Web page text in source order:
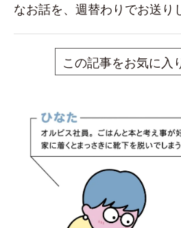
なお話を、週替わりでお送り
この記事をお気に入